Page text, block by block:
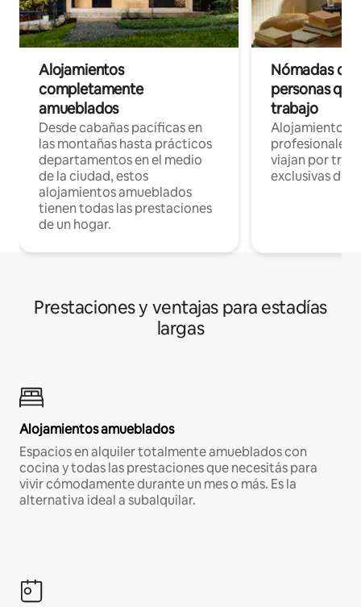
Alojamientos
completamente
amueblados
Desde cabañas pacíficas en
las montañas hasta prácticos
departamentos en el medio
de la ciudad, estos
alojamientos amueblados
tienen todas las prestaciones
de un hogar.
Nómadas
personas
trabajo
Alojamientos
profesionales
viajan por
exclusivas de
Prestaciones y ventajas para estadías
largas
Alojamientos amueblados
Espacios en alquiler totalmente amueblados con
cocina y todas las prestaciones que necesitás para
vivir cómodamente durante un mes o más. Es la
alternativa ideal a subalquilar.